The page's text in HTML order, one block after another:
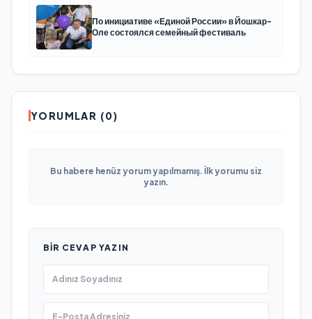
По инициативе «Единой России» в Йошкар-
Оле состоялся семейный фестиваль
YORUMLAR (0)
Bu habere henüz yorum yapılmamış. İlk yorumu siz
yazın.
BIR CEVAP YAZIN